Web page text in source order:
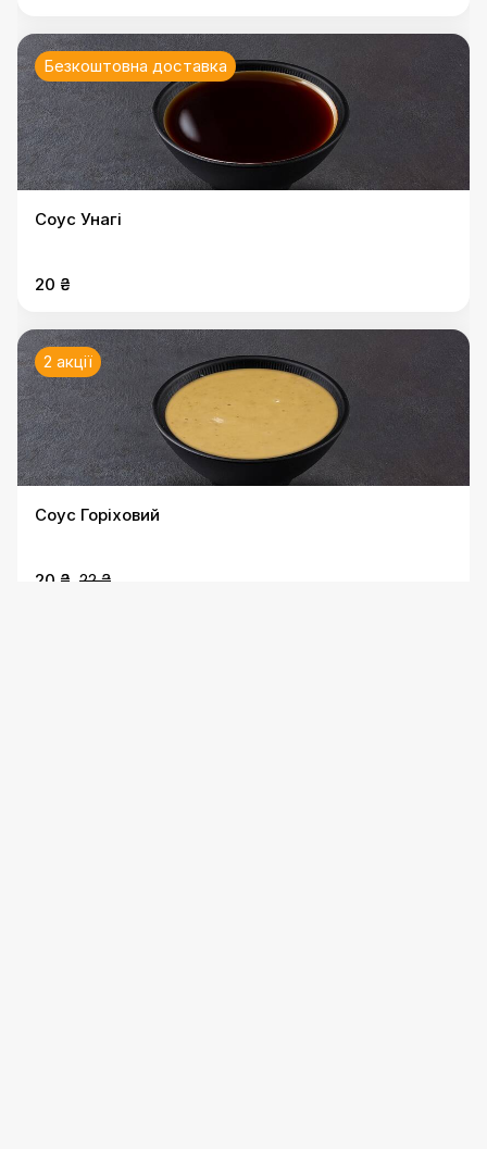
Безкоштовна доставка
Соус Унагі
20 ₴
2 акції
Соус Горіховий
20 ₴ 22 ₴